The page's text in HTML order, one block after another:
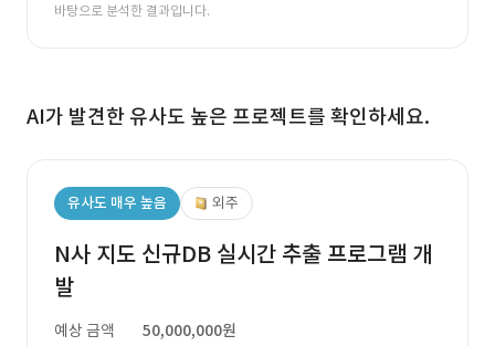
바탕으로 분석한 결과입니다.
AI가 발견한 유사도 높은 프로젝트를 확인하세요.
유사도 매우 높음 외주
N사 지도 신규DB 실시간 추출 프로그램 개
발
예상 금액
50,000,000원